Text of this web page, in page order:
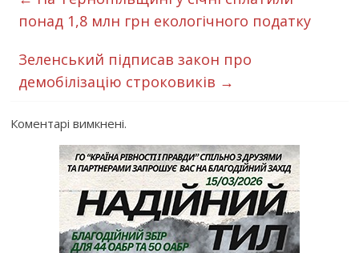
понад 1,8 млн грн екологічного податку
Зеленський підписав закон про
демобілізацію строковиків →
Коментарі вимкнені.